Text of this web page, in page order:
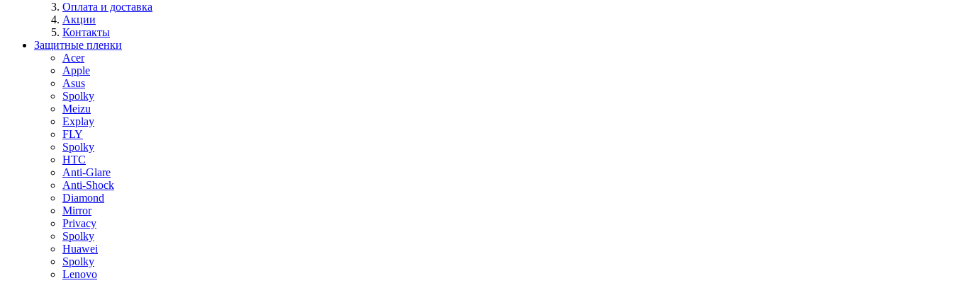
Оплата и доставка
Акции
Контакты
Защитные пленки
Acer
Apple
Asus
Spolky
Meizu
Explay
FLY
Spolky
HTC
Anti-Glare
Anti-Shock
Diamond
Mirror
Privacy
Spolky
Huawei
Spolky
Lenovo